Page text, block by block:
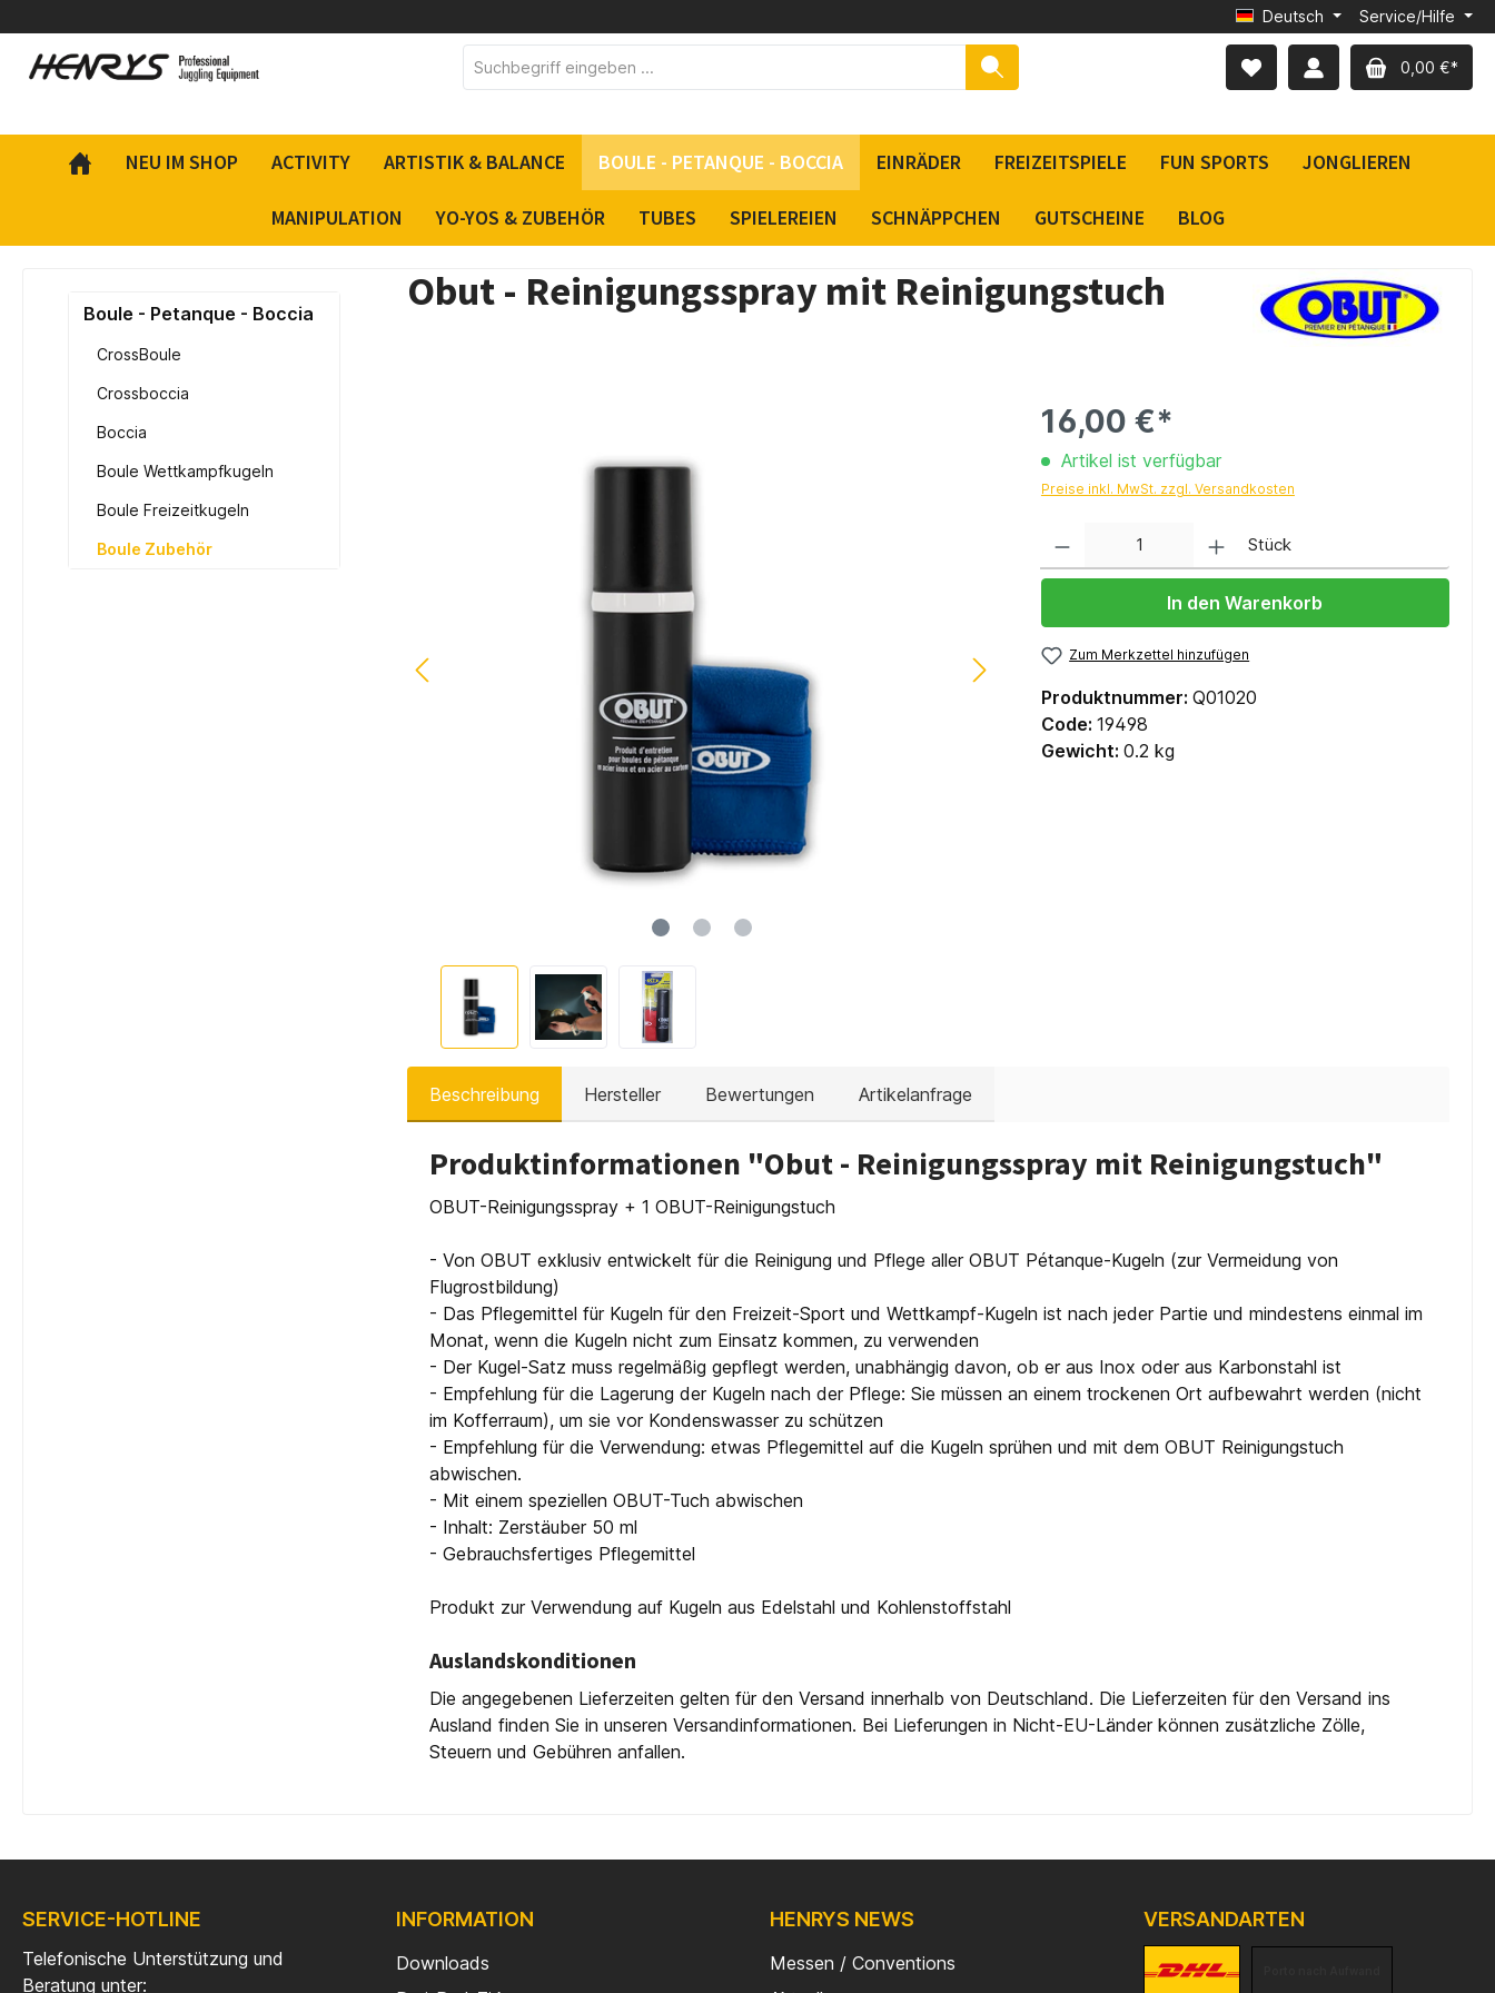
Deutsch Service/Hilfe
0,00 €*
NEU IM SHOP ACTIVITY ARTISTIK & BALANCE BOULE - PETANQUE - BOCCIA EINRÄDER FREIZEITSPIELE FUN SPORTS JONGLIEREN
MANIPULATION YO-YOS & ZUBEHÖR TUBES SPIELEREIEN SCHNÄPPCHEN GUTSCHEINE BLOG
Boule - Petanque - Boccia
CrossBoule
Crossboccia
Boccia
Boule Wettkampfkugeln
Boule Freizeitkugeln
Boule Zubehör
Obut - Reinigungsspray mit Reinigungstuch
16,00 €*
Artikel ist verfügbar
Preise inkl. MwSt. zzgl. Versandkosten
Stück
In den Warenkorb
Zum Merkzettel hinzufügen
Produktnummer: Q01020
Code: 19498
Gewicht: 0.2 kg
Beschreibung Hersteller Bewertungen Artikelanfrage
Produktinformationen "Obut - Reinigungsspray mit Reinigungstuch"
OBUT-Reinigungsspray + 1 OBUT-Reinigungstuch
- Von OBUT exklusiv entwickelt für die Reinigung und Pflege aller OBUT Pétanque-Kugeln (zur Vermeidung von
Flugrostbildung)
- Das Pflegemittel für Kugeln für den Freizeit-Sport und Wettkampf-Kugeln ist nach jeder Partie und mindestens einmal im
Monat, wenn die Kugeln nicht zum Einsatz kommen, zu verwenden
- Der Kugel-Satz muss regelmäßig gepflegt werden, unabhängig davon, ob er aus Inox oder aus Karbonstahl ist
- Empfehlung für die Lagerung der Kugeln nach der Pflege: Sie müssen an einem trockenen Ort aufbewahrt werden (nicht
im Kofferraum), um sie vor Kondenswasser zu schützen
- Empfehlung für die Verwendung: etwas Pflegemittel auf die Kugeln sprühen und mit dem OBUT Reinigungstuch
abwischen.
- Mit einem speziellen OBUT-Tuch abwischen
- Inhalt: Zerstäuber 50 ml
- Gebrauchsfertiges Pflegemittel
Produkt zur Verwendung auf Kugeln aus Edelstahl und Kohlenstoffstahl
Auslandskonditionen
Die angegebenen Lieferzeiten gelten für den Versand innerhalb von Deutschland. Die Lieferzeiten für den Versand ins
Ausland finden Sie in unseren Versandinformationen. Bei Lieferungen in Nicht-EU-Länder können zusätzliche Zölle,
Steuern und Gebühren anfallen.
SERVICE-HOTLINE
Telefonische Unterstützung und
Beratung unter:
INFORMATION
Downloads
HENRYS NEWS
Messen / Conventions
VERSANDARTEN